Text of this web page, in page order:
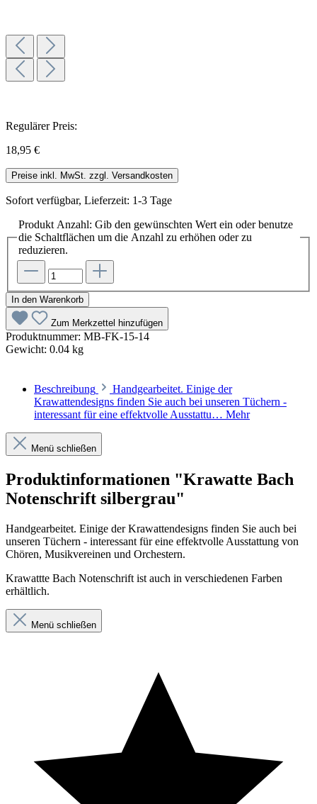
Regulärer Preis:
18,95 €
Preise inkl. MwSt. zzgl. Versandkosten
Sofort verfügbar, Lieferzeit: 1-3 Tage
Produkt Anzahl: Gib den gewünschten Wert ein oder benutze
die Schaltflächen um die Anzahl zu erhöhen oder zu
reduzieren.
In den Warenkorb
Zum Merkzettel hinzufügen
Produktnummer: MB-FK-15-14
Gewicht: 0.04 kg
Beschreibung
Handgearbeitet. Einige der
Krawattendesigns finden Sie auch bei unseren Tüchern -
interessant für eine effektvolle Ausstattu… Mehr
Menü schließen
Produktinformationen "Krawatte Bach
Notenschrift silbergrau"
Handgearbeitet. Einige der Krawattendesigns finden Sie auch bei
unseren Tüchern - interessant für eine effektvolle Ausstattung von
Chören, Musikvereinen und Orchestern.
Krawattte Bach Notenschrift ist auch in verschiedenen Farben
erhältlich.
Menü schließen